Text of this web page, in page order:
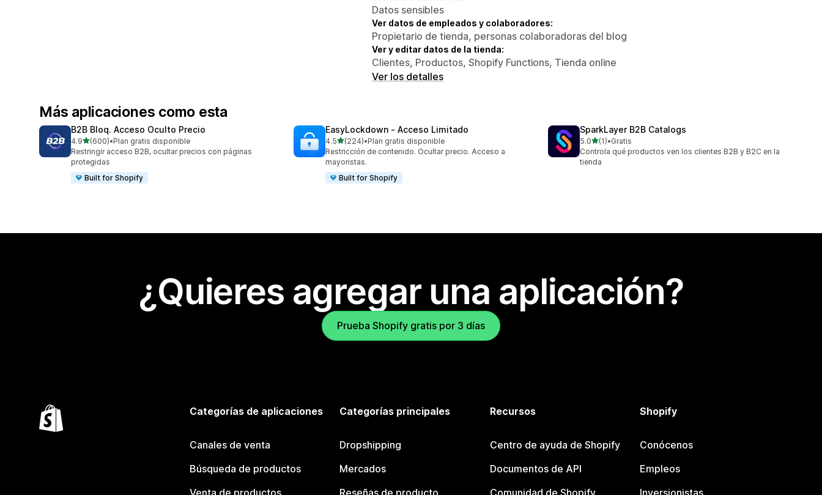
Datos sensibles
Ver datos de empleados y colaboradores:
Propietario de tienda, personas colaboradoras del blog
Ver y editar datos de la tienda:
Clientes, Productos, Shopify Functions, Tienda online
Ver los detalles
Más aplicaciones como esta
B2B Bloq. Acceso Oculto Precio
4.9de 5 estrellas
(600)
600 reseñas en total
•Plan gratis disponible
Restringir acceso B2B, ocultar precios con páginas
protegidas
Built for Shopify
EasyLockdown ‑ Acceso Limitado
4.5de 5 estrellas
(224)
224 reseñas en total
•Plan gratis disponible
Restricción de contenido. Ocultar precio. Acceso a
mayoristas.
Built for Shopify
SparkLayer B2B Catalogs
5.0de 5 estrellas
(1)
1 reseñas en total
•Gratis
Controla qué productos ven los clientes B2B y B2C en la
tienda
¿Quieres agregar una aplicación?
Prueba Shopify gratis por 3 días
Categorías de aplicaciones
Canales de venta
Búsqueda de productos
Categorías principales
Dropshipping
Mercados
Recursos
Centro de ayuda de Shopify
Documentos de API
Shopify
Conócenos
Empleos